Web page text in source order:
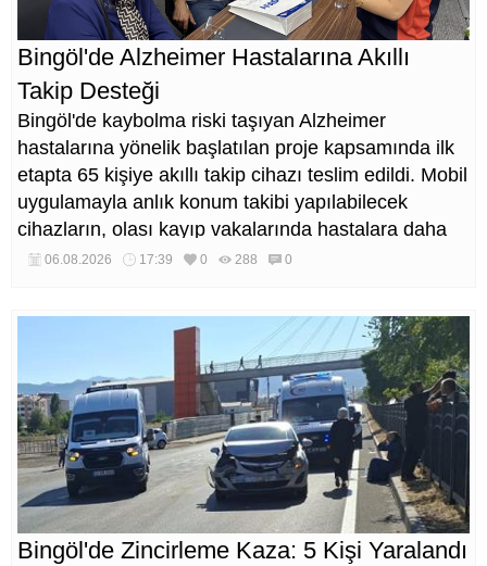
Bingöl'de Alzheimer Hastalarına Akıllı
Takip Desteği
Bingöl'de kaybolma riski taşıyan Alzheimer
hastalarına yönelik başlatılan proje kapsamında ilk
etapta 65 kişiye akıllı takip cihazı teslim edildi. Mobil
uygulamayla anlık konum takibi yapılabilecek
cihazların, olası kayıp vakalarında hastalara daha
kısa sürede ulaşılmasını sağlaması hedefleniyor.
06.08.2026 17:39 0 288 0
Bingöl'de Zincirleme Kaza: 5 Kişi Yaralandı